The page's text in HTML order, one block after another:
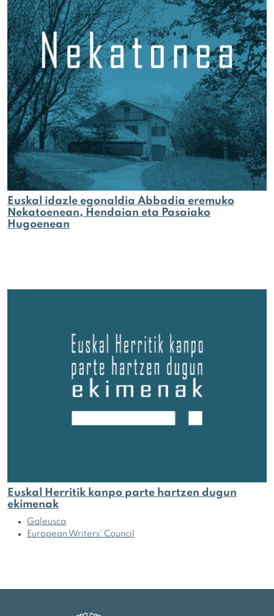
Euskal idazle egonaldia Abbadia eremuko
Nekatoenean, Hendaian eta Pasaiako
Hugoenean
Euskal Herritik kanpo parte hartzen dugun
ekimenak
Galeusca
European Writers' Council